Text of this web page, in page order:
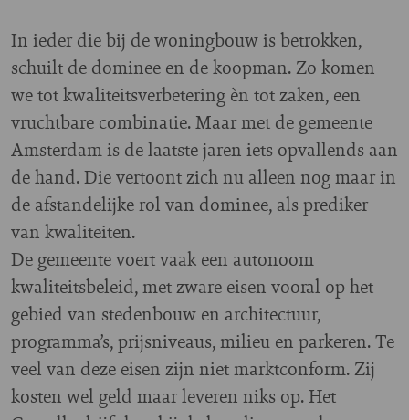
In ieder die bij de woningbouw is betrokken,
schuilt de dominee en de koopman. Zo komen
we tot kwaliteitsverbetering èn tot zaken, een
vruchtbare combinatie. Maar met de gemeente
Amsterdam is de laatste jaren iets opvallends aan
de hand. Die vertoont zich nu alleen nog maar in
de afstandelijke rol van dominee, als prediker
van kwaliteiten.
De gemeente voert vaak een autonoom
kwaliteitsbeleid, met zware eisen vooral op het
gebied van stedenbouw en architectuur,
programma’s, prijsniveaus, milieu en parkeren. Te
veel van deze eisen zijn niet marktconform. Zij
kosten wel geld maar leveren niks op. Het